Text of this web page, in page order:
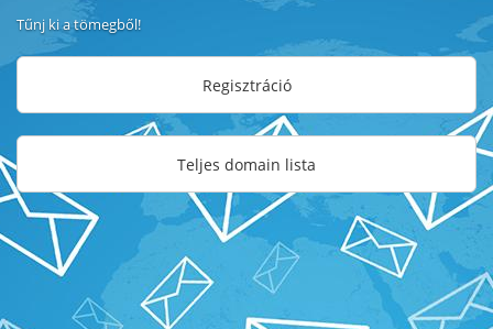
Tűnj ki a tömegből!
Regisztráció
Teljes domain lista